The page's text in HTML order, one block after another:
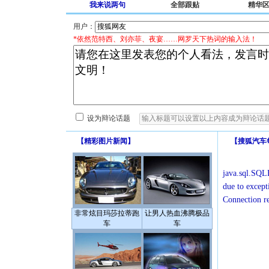
我来说两句 全部跟贴 精华区
用户：
*依然范特西、刘亦菲、夜宴……网罗天下热词的输入法！
设为辩论话题
【精彩图片新闻 】
非常炫目玛莎拉蒂跑
车
让男人热血沸腾极品
车
【搜狐汽车
due to
Connection